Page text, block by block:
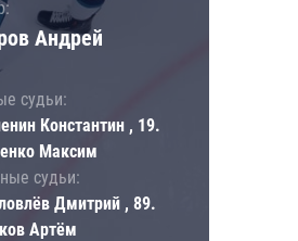
Андрей
судьи:
Константин , 19.
Максим
судьи:
Дмитрий , 89.
Артём